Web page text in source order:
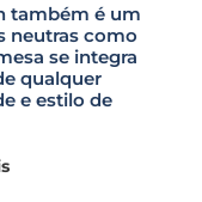
também é um
neutras como
se integra
qualquer
e estilo de